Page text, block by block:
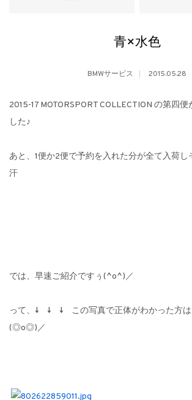
青×水色
BMWサービス 2015.05.28
2015-17 MOTORSPORT COLLECTION の第四
した♪
あと、1便か2便で予約を入れた分が全て入荷
汗
では、早速ご紹介ですぅ(^o^)／
って、↓ ↓ ↓ この写真で正体がわかった方は
(◎o◎)／